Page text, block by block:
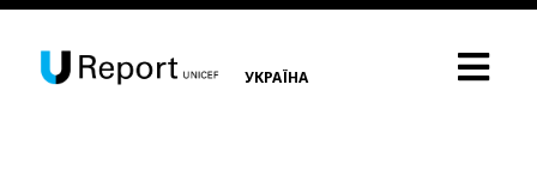
УКРАЇНА